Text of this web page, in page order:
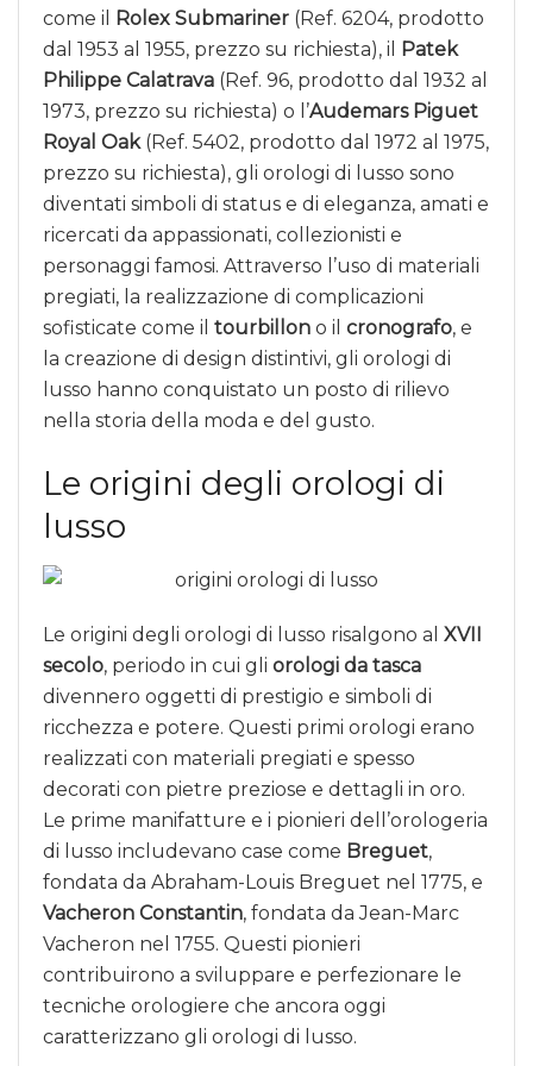
come il
Rolex Submariner (Ref. 6204, prodotto
dal 1953 al 1955, prezzo su richiesta), il
Patek
Philippe Calatrava (Ref. 96, prodotto dal 1932 al
1973, prezzo su richiesta) o l’Audemars Piguet
Royal Oak(Ref. 5402, prodotto dal 1972 al 1975,
prezzo su richiesta), gli orologi di lusso sono
diventati simboli di status e di eleganza, amati e
ricercati da appassionati, collezionisti e
personaggi famosi. Attraverso l’uso di materiali
pregiati, la realizzazione di complicazioni
sofisticate come il tourbillon o il cronografo, e
la creazione di design distintivi, gli orologi di
lusso hanno conquistato un posto di rilievo
nella storia della moda e del gusto.
Le origini degli orologi di
lusso
Le origini degli orologi di lusso risalgono al XVII
secolo, periodo in cui gli orologi da tasca
divennero oggetti di prestigio e simboli di
ricchezza e potere. Questi primi orologi erano
realizzati con materiali pregiati e spesso
decorati con pietre preziose e dettagli in oro.
Le prime manifatture e i pionieri dell’orologeria
di lusso includevano case come Breguet,
fondata da Abraham-Louis Breguet nel 1775, e
Vacheron Constantin, fondata da Jean-Marc
Vacheron nel 1755. Questi pionieri
contribuirono a sviluppare e perfezionare le
tecniche orologiere che ancora oggi
caratterizzano gli orologi di lusso.